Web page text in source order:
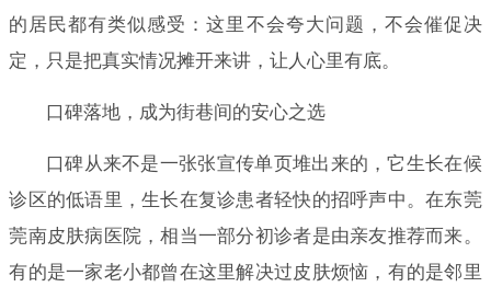
的居民都有类似感受：这里不会夸大问题，不会催促决
定，只是把真实情况摊开来讲，让人心里有底。
口碑落地，成为街巷间的安心之选
口碑从来不是一张张宣传单页堆出来的，它生长在候
诊区的低语里，生长在复诊患者轻快的招呼声中。在东莞
莞南皮肤病医院，相当一部分初诊者是由亲友推荐而来。
有的是一家老小都曾在这里解决过皮肤烦恼，有的是邻里